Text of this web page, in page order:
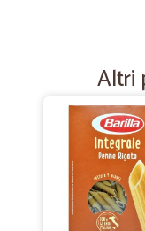
Transazione rapida
—
cordiali, tempestivi e
nella rubrica per i
Altri